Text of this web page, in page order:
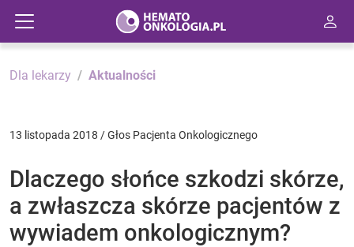
Dla lekarzy Aktualności
13 listopada 2018 / Głos Pacjenta Onkologicznego
Dlaczego słońce szkodzi skórze,
a zwłaszcza skórze pacjentów z
wywiadem onkologicznym?